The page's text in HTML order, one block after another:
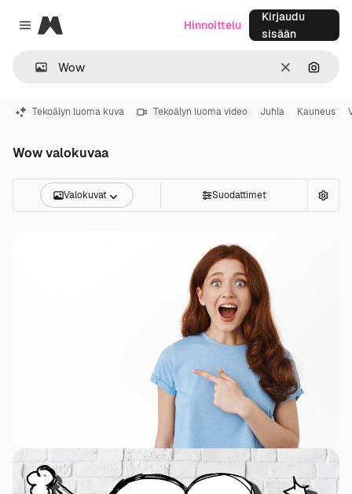
Close menu
Magnific
SelkeäHae
Hinnoittelu
Kirjaudu
sisään
Tekoälyn luoma kuva Tekoälyn luoma video Juhla Kauneus
Wow valokuvaa
Valokuvat Suodattimet